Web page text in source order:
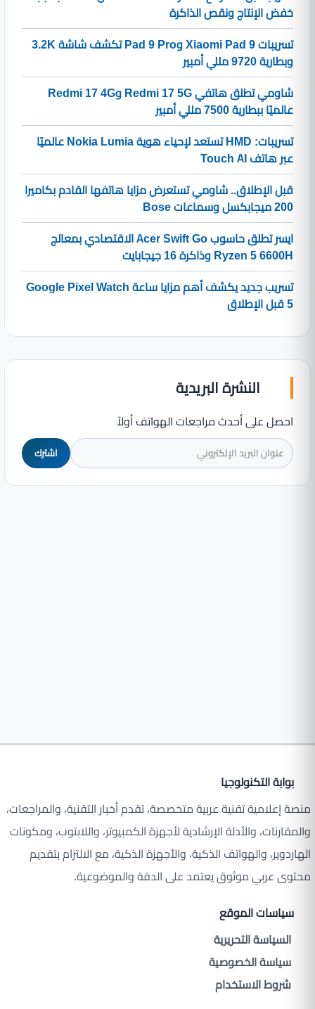
خفض الإنتاج ونقص الذاكرة
تسريبات Xiaomi Pad 9 وPad 9 Pro تكشف شاشة 3.2K
وبطارية 9720 مللي أمبير
شاومي تطلق هاتفي Redmi 17 5G وRedmi 17 4G
عالميًا ببطارية 7500 مللي أمبير
تسريبات: HMD تستعد لإحياء هوية Nokia Lumia عالميًا
عبر هاتف Touch AI
قبل الإطلاق.. شاومي تستعرض مزايا هاتفها القادم بكاميرا
200 ميجابكسل وسماعات Bose
ايسر تطلق حاسوب Acer Swift Go الاقتصادي بمعالج
Ryzen 5 6600H وذاكرة 16 جيجابايت
تسريب جديد يكشف أهم مزايا ساعة Google Pixel Watch
5 قبل الإطلاق
النشرة البريدية
احصل على أحدث مراجعات الهواتف أولاً
اشترك
بوابة التكنولوجيا
منصة إعلامية تقنية عربية متخصصة، تقدم أخبار التقنية، والمراجعات،
والمقارنات، والأدلة الإرشادية لأجهزة الكمبيوتر، واللابتوب، ومكونات
الهاردوير، والهواتف الذكية، والأجهزة الذكية، مع الالتزام بتقديم
محتوى عربي موثوق يعتمد على الدقة والموضوعية.
سياسات الموقع
السياسة التحريرية
سياسة الخصوصية
شروط الاستخدام